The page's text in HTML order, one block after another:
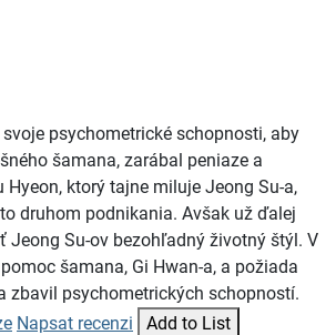
psychometrické schopnosti, aby
šamana, zarábal peniaze a
Hyeon, ktorý tajne miluje Jeong Su-a,
druhom podnikania. Avšak už ďalej
Jeong Su-ov bezohľadný životný štýl. V
šamana, Gi Hwan-a, a požiada
zbavil psychometrických schopností.
Napsat recenzi Add to List